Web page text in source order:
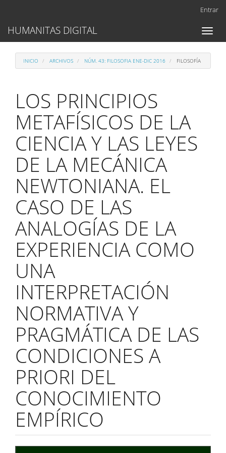
Contenido
principal
lateral
Entrar
Toggle
HUMANITAS DIGITAL
INICIO ARCHIVOS NÚM. 43: FILOSOFIA ENE-DIC 2016 FILOSOFÍA
LOS PRINCIPIOS
METAFÍSICOS DE LA
CIENCIA Y LAS LEYES
DE LA MECÁNICA
NEWTONIANA. EL
CASO DE LAS
ANALOGÍAS DE LA
EXPERIENCIA COMO
UNA
INTERPRETACIÓN
NORMATIVA Y
PRAGMÁTICA DE LAS
CONDICIONES A
PRIORI DEL
CONOCIMIENTO
EMPÍRICO